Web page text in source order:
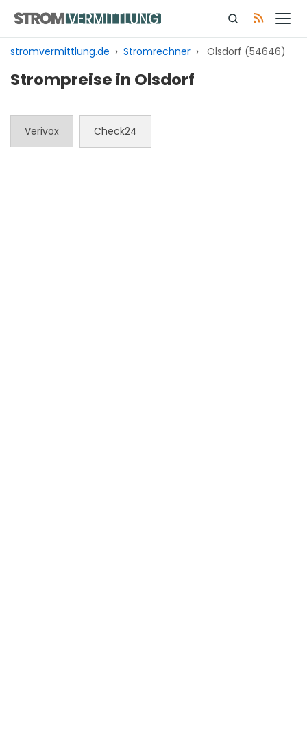
Inhalt
springen
stromvermittlung.de › Stromrechner › Olsdorf (54646)
Strompreise in Olsdorf
Verivox Check24